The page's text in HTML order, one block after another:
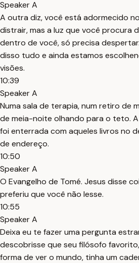
Speaker A
A outra diz, você está adormecido
distrair, mas a luz que você procura
dentro de você, só precisa
disso tudo e ainda estamos
visões.
10:39
Speaker A
Numa sala de terapia, num retiro de
de meia-noite olhando para o teto.
foi enterrada com aqueles livros no
de endereço.
10:50
Speaker A
O Evangelho de Tomé. Jesus disse
preferiu que você não lesse.
10:55
Speaker A
Deixa eu te fazer uma pergunta
descobrisse que seu filósofo
forma de ver o mundo, tinha um